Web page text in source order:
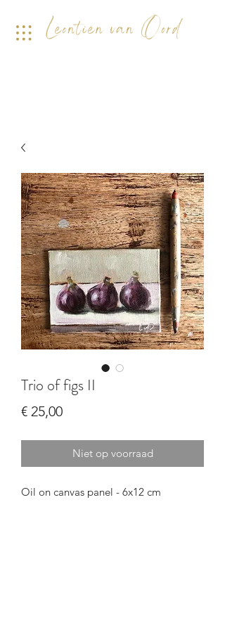
Trio of figs II
€ 25,00Prijs
Niet op voorraad
Oil on canvas panel - 6x12 cm